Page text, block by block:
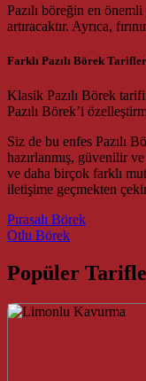
Pazılı böreğin en
artıracaktır. Ayrıca,
Farklı Pazılı Börek
Klasik Pazılı Börek
Pazılı Börek’i
Siz de bu enfes Pazılı
hazırlanmış, güvenilir
ve daha birçok farklı
iletişime geçmekten
Post navigation
Pırasalı Börek
Otlu Börek
Popüler